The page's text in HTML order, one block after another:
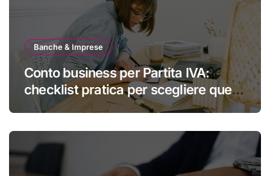
Banche & Imprese
Conto business per Partita IVA:
checklist pratica per scegliere quello
giusto